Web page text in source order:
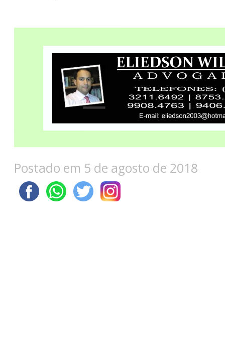
Postado em 5 de agosto de 2018